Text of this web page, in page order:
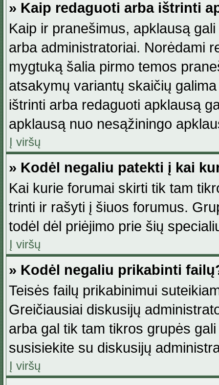
» Kaip redaguoti arba ištrinti
Kaip ir pranešimus, apklausą
arba administratoriai. Norėdami
mygtuką šalia pirmo temos
atsakymų variantų skaičių
ištrinti arba redaguoti apklausą
apklausą nuo nesąžiningo
Į viršų
» Kodėl negaliu patekti į kai
Kai kurie forumai skirti tik tam
trinti ir rašyti į šiuos forumus.
todėl dėl priėjimo prie šių
Į viršų
» Kodėl negaliu prikabinti
Teisės failų prikabinimui
Greičiausiai diskusijų
arba gal tik tam tikros grupės
susisiekite su diskusijų
Į viršų